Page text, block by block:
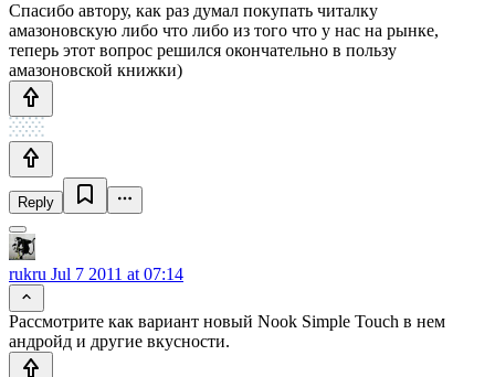
Спасибо автору, как раз думал покупать читалку
амазоновскую либо что либо из того что у нас на рынке,
теперь этот вопрос решился окончательно в пользу
амазоновской книжки)
Reply
rukru Jul 7 2011 at 07:14
Рассмотрите как вариант новый Nook Simple Touch в нем
андройд и другие вкусности.